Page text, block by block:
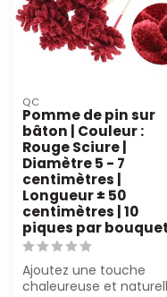
QC
Pomme de pin sur
bâton | Couleur :
Rouge Sciure |
Diamètre 5 - 7
centimètres |
Longueur ± 50
centimètres | 10
piques par bouquet
Ajoutez une touche
chaleureuse et